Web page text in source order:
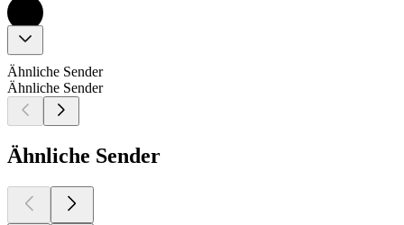
Ähnliche Sender
Ähnliche Sender
Ähnliche Sender